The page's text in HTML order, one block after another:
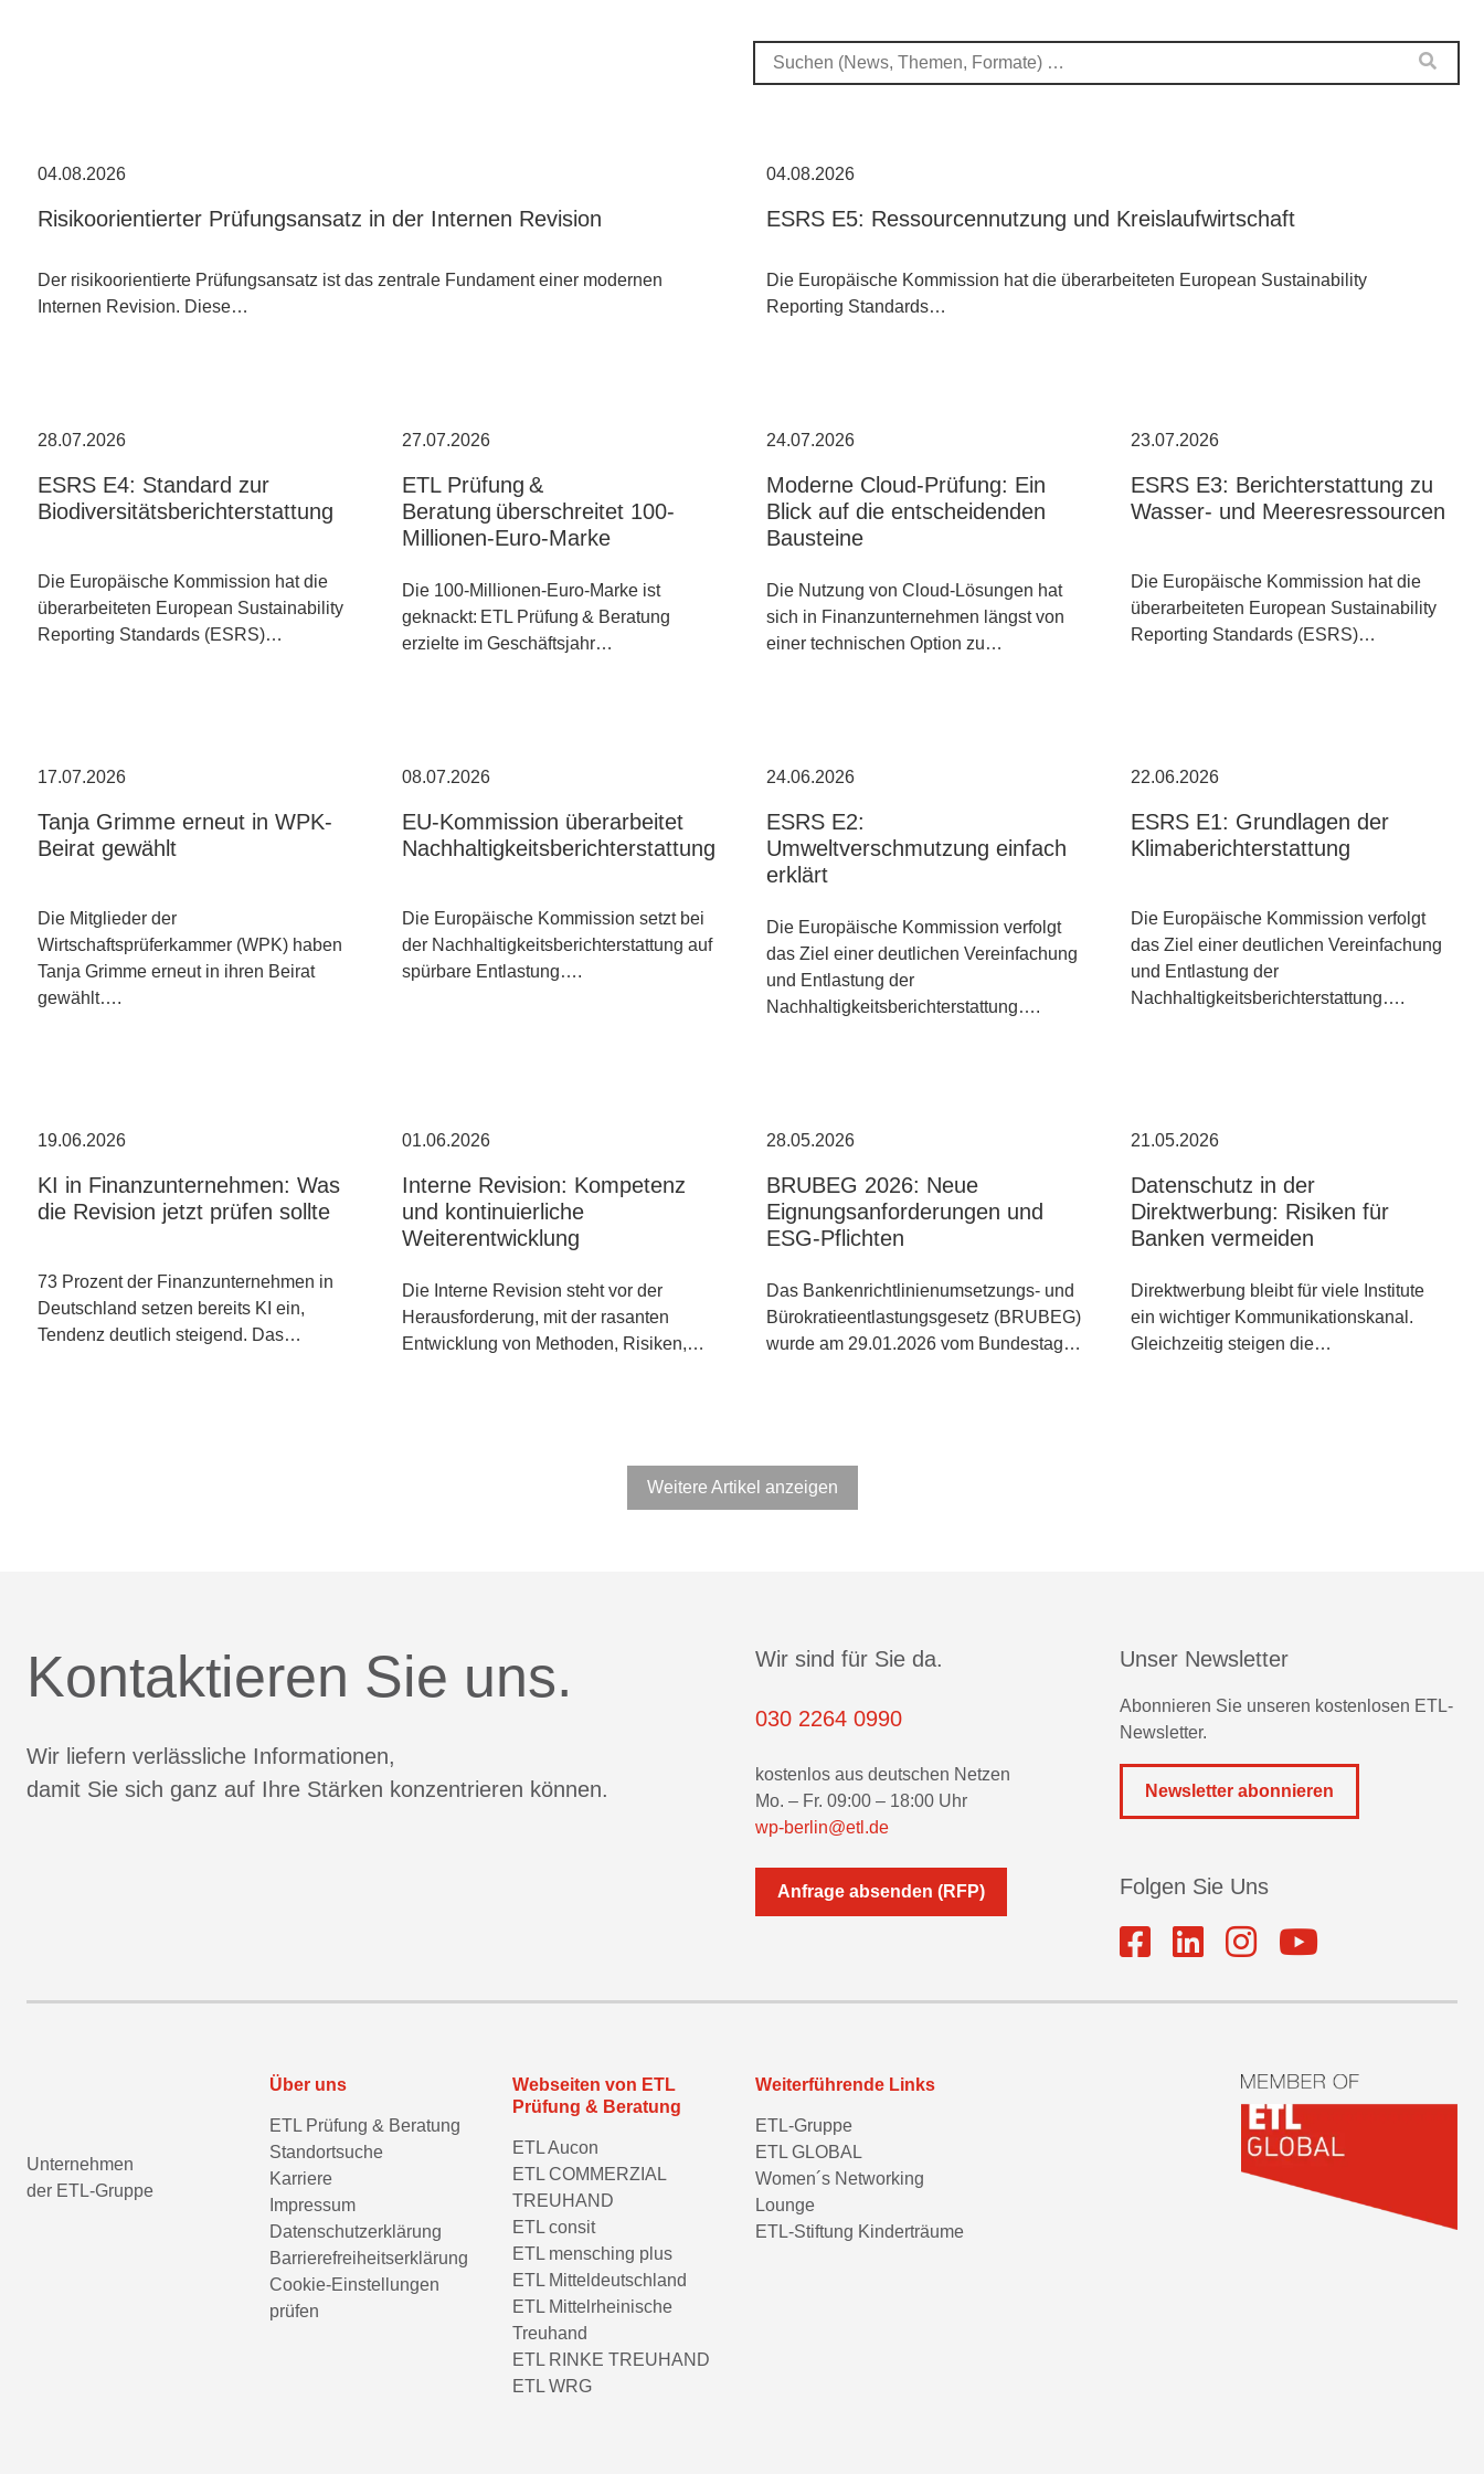
04.08.2026
Risikoorientierter Prüfungsansatz in der Internen Revision
Der risikoorientierte Prüfungsansatz ist das zentrale Fundament einer modernen
Internen Revision. Diese…
04.08.2026
ESRS E5: Ressourcennutzung und Kreislaufwirtschaft
Die Europäische Kommission hat die überarbeiteten European Sustainability
Reporting Standards…
28.07.2026
ESRS E4: Standard zur
Biodiversitätsberichterstattung
Die Europäische Kommission hat die
überarbeiteten European Sustainability
Reporting Standards (ESRS)…
27.07.2026
ETL Prüfung &
Beratung überschreitet 100-
Millionen-Euro-Marke
Die 100-Millionen-Euro-Marke ist
geknackt: ETL Prüfung & Beratung
erzielte im Geschäftsjahr…
24.07.2026
Moderne Cloud-Prüfung: Ein
Blick auf die entscheidenden
Bausteine
Die Nutzung von Cloud-Lösungen hat
sich in Finanzunternehmen längst von
einer technischen Option zu…
23.07.2026
ESRS E3: Berichterstattung zu
Wasser- und Meeresressourcen
Die Europäische Kommission hat die
überarbeiteten European Sustainability
Reporting Standards (ESRS)…
17.07.2026
Tanja Grimme erneut in WPK-
Beirat gewählt
Die Mitglieder der
Wirtschaftsprüferkammer (WPK) haben
Tanja Grimme erneut in ihren Beirat
gewählt….
08.07.2026
EU-Kommission überarbeitet
Nachhaltigkeitsberichterstattung
Die Europäische Kommission setzt bei
der Nachhaltigkeitsberichterstattung auf
spürbare Entlastung….
24.06.2026
ESRS E2:
Umweltverschmutzung einfach
erklärt
Die Europäische Kommission verfolgt
das Ziel einer deutlichen Vereinfachung
und Entlastung der
Nachhaltigkeitsberichterstattung….
22.06.2026
ESRS E1: Grundlagen der
Klimaberichterstattung
Die Europäische Kommission verfolgt
das Ziel einer deutlichen Vereinfachung
und Entlastung der
Nachhaltigkeitsberichterstattung….
19.06.2026
KI in Finanzunternehmen: Was
die Revision jetzt prüfen sollte
73 Prozent der Finanzunternehmen in
Deutschland setzen bereits KI ein,
Tendenz deutlich steigend. Das…
01.06.2026
Interne Revision: Kompetenz
und kontinuierliche
Weiterentwicklung
Die Interne Revision steht vor der
Herausforderung, mit der rasanten
Entwicklung von Methoden, Risiken,…
28.05.2026
BRUBEG 2026: Neue
Eignungsanforderungen und
ESG-Pflichten
Das Bankenrichtlinienumsetzungs- und
Bürokratieentlastungsgesetz (BRUBEG)
wurde am 29.01.2026 vom Bundestag…
21.05.2026
Datenschutz in der
Direktwerbung: Risiken für
Banken vermeiden
Direktwerbung bleibt für viele Institute
ein wichtiger Kommunikationskanal.
Gleichzeitig steigen die…
Weitere Artikel anzeigen
Kontaktieren Sie uns.
Wir liefern verlässliche Informationen,
damit Sie sich ganz auf Ihre Stärken konzentrieren können.
Wir sind für Sie da.
030 2264 0990
kostenlos aus deutschen Netzen
Mo. – Fr. 09:00 – 18:00 Uhr
wp-berlin@etl.de
Anfrage absenden (RFP)
Unser Newsletter
Abonnieren Sie unseren kostenlosen ETL-
Newsletter.
Newsletter abonnieren
Folgen Sie Uns
Unternehmen
der ETL-Gruppe
Über uns
ETL Prüfung & Beratung
Standortsuche
Karriere
Impressum
Datenschutzerklärung
Barrierefreiheitserklärung
Cookie-Einstellungen
prüfen
Webseiten von ETL
Prüfung & Beratung
ETL Aucon
ETL COMMERZIAL
TREUHAND
ETL consit
ETL mensching plus
ETL Mitteldeutschland
ETL Mittelrheinische
Treuhand
ETL RINKE TREUHAND
ETL WRG
Weiterführende Links
ETL-Gruppe
ETL GLOBAL
Women´s Networking
Lounge
ETL-Stiftung Kinderträume